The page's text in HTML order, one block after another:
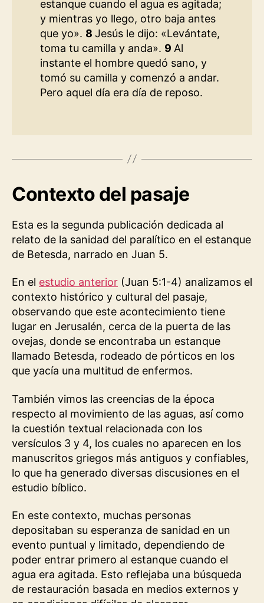
estanque cuando el agua es agitada;
y mientras yo llego, otro baja antes
que yo». 8 Jesús le dijo: «Levántate,
toma tu camilla y anda». 9 Al
instante el hombre quedó sano, y
tomó su camilla y comenzó a andar.
Pero aquel día era día de reposo.
Contexto del pasaje
Esta es la segunda publicación dedicada al
relato de la sanidad del paralítico en el estanque
de Betesda, narrado en Juan 5.
En el estudio anterior (Juan 5:1-4) analizamos el
contexto histórico y cultural del pasaje,
observando que este acontecimiento tiene
lugar en Jerusalén, cerca de la puerta de las
ovejas, donde se encontraba un estanque
llamado Betesda, rodeado de pórticos en los
que yacía una multitud de enfermos.
También vimos las creencias de la época
respecto al movimiento de las aguas, así como
la cuestión textual relacionada con los
versículos 3 y 4, los cuales no aparecen en los
manuscritos griegos más antiguos y confiables,
lo que ha generado diversas discusiones en el
estudio bíblico.
En este contexto, muchas personas
depositaban su esperanza de sanidad en un
evento puntual y limitado, dependiendo de
poder entrar primero al estanque cuando el
agua era agitada. Esto reflejaba una búsqueda
de restauración basada en medios externos y